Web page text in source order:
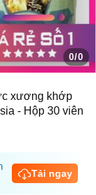
0/0
xương khớp
- Hộp 30 viên
Tải ngay